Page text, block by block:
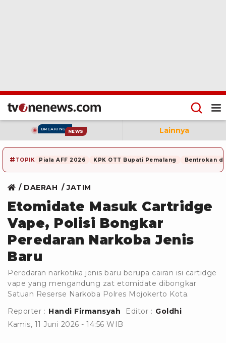
BREAKING NEWS Lainnya
# TOPIK Piala AFF 2026 KPK OTT Bupati Pemalang Bentrokan di
DAERAH JATIM
Etomidate Masuk Cartridge
Vape, Polisi Bongkar
Peredaran Narkoba Jenis
Baru
Peredaran narkotika jenis baru berupa cairan isi cartidge
vape yang mengandung zat etomidate dibongkar
Satuan Reserse Narkoba Polres Mojokerto Kota.
Reporter : Handi Firmansyah Editor : Goldhi
Kamis, 11 Juni 2026 - 14:56 WIB